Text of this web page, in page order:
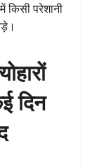
किसी परेशानी
दिन